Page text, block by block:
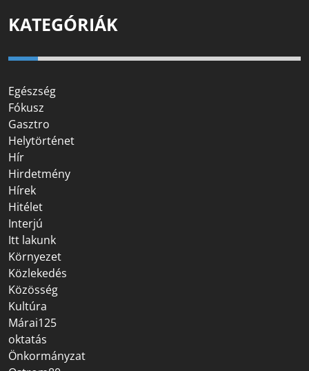
KATEGÓRIÁK
Egészség
Fókusz
Gasztro
Helytörténet
Hír
Hirdetmény
Hírek
Hitélet
Interjú
Itt lakunk
Környezet
Közlekedés
Közösség
Kultúra
Márai125
oktatás
Önkormányzat